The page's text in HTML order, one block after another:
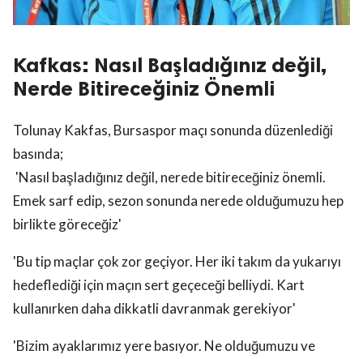
Kafkas: Nasıl Başladığınız değil,
Nerde Bitireceğiniz Önemli
Tolunay Kakfas, Bursaspor maçı sonunda düzenlediği
basında;
'Nasıl başladığınız değil, nerede bitireceğiniz önemli.
Emek sarf edip, sezon sonunda nerede olduğumuzu hep
birlikte göreceğiz'
'Bu tip maçlar çok zor geçiyor. Her iki takım da yukarıyı
hedeflediği için maçın sert geçeceği belliydi. Kart
kullanırken daha dikkatli davranmak gerekiyor'
'Bizim ayaklarımız yere basıyor. Ne olduğumuzu ve